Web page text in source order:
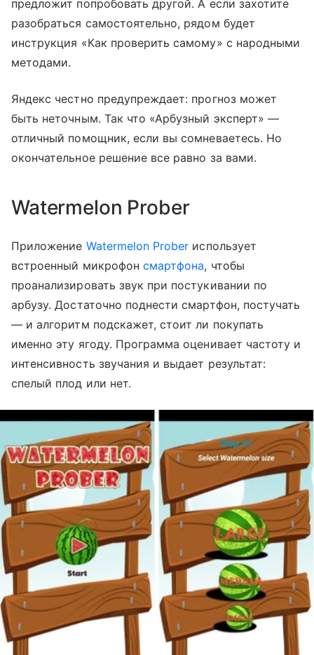
предложит попробовать другой. А если захотите
разобраться самостоятельно, рядом будет
инструкция «Как проверить самому» с народными
методами.
Яндекс честно предупреждает: прогноз может
быть неточным. Так что «Арбузный эксперт» —
отличный помощник, если вы сомневаетесь. Но
окончательное решение все равно за вами.
Watermelon Prober
Приложение Watermelon Prober использует
встроенный микрофон смартфона, чтобы
проанализировать звук при постукивании по
арбузу. Достаточно поднести смартфон, постучать
— и алгоритм подскажет, стоит ли покупать
именно эту ягоду. Программа оценивает частоту и
интенсивность звучания и выдает результат:
спелый плод или нет.